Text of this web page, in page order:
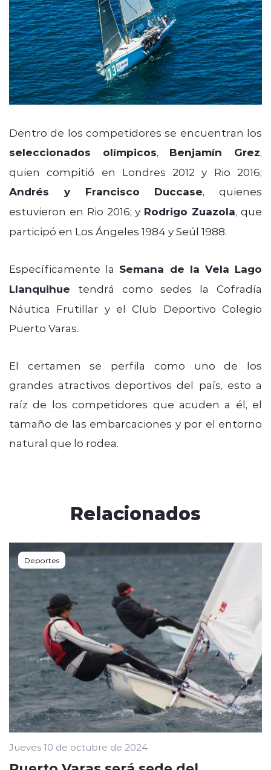
Dentro de los competidores se encuentran los
seleccionados olímpicos, Benjamín Grez,
quien compitió en Londres 2012 y Rio 2016;
Andrés y Francisco Duccase, quienes
estuvieron en Rio 2016; y Rodrigo Zuazola, que
participó en Los Ángeles 1984 y Seúl 1988.
Específicamente la Semana de la Vela Lago
Llanquihue tendrá como sedes la Cofradía
Náutica Frutillar y el Club Deportivo Colegio
Puerto Varas.
El certamen se perfila como uno de los
grandes atractivos deportivos del país, esto a
raíz de los competidores que acuden a él, el
tamaño de las embarcaciones y por el entorno
natural que lo rodea.
Relacionados
Deportes
Jueves 10 de octubre de 2024